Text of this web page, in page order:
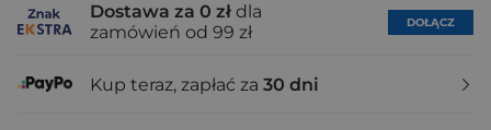
Dostawa za 0 zł dla
zamówień od 99 zł
DOŁĄCZ
Kup teraz, zapłać za 30 dni